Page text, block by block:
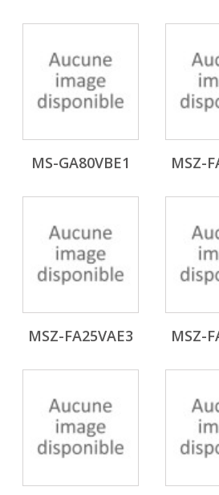
MS-GA80VBE1 MSZ-
MSZ-FA25VAE3 MSZ-